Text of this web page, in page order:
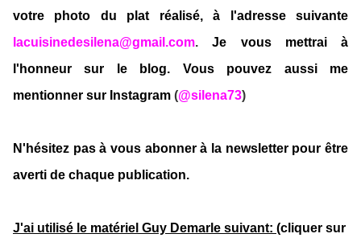
votre photo du plat réalisé, à l'adresse suivante
lacuisinedesilena@gmail.com.Je vous mettrai à
l'honneur sur le blog. Vous pouvez aussi me
mentionner sur Instagram (@silena73)
N'hésitez pas à vous abonner à la newsletter pour être
averti de chaque publication.
J'ai utilisé le matériel Guy Demarle suivant: (cliquer sur